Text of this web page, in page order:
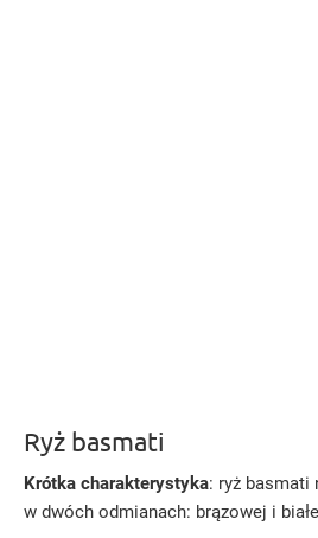
Ryż basmati
Krótka charakterystyka: ryż basmati
w dwóch odmianach: brązowej i